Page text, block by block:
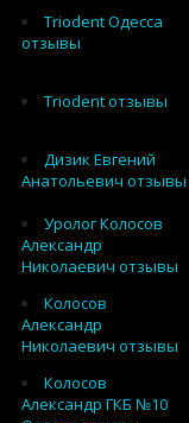
Triodent Одесса
отзывы
Triodent отзывы
Дизик Евгений
Анатольевич отзывы
Уролог Колосов
Александр
Николаевич отзывы
Колосов
Александр
Николаевич отзывы
Колосов
Александр ГКБ №10